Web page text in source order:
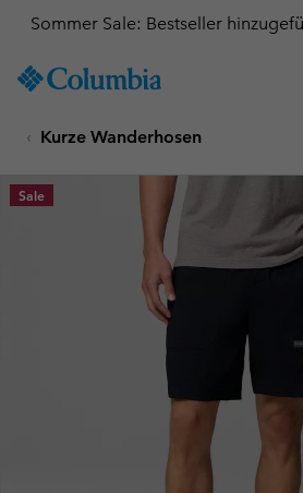
TO
SKIP
MAIN
NAV
Sommer Sale: Bestseller
Kurze Wanderhosen
Sale